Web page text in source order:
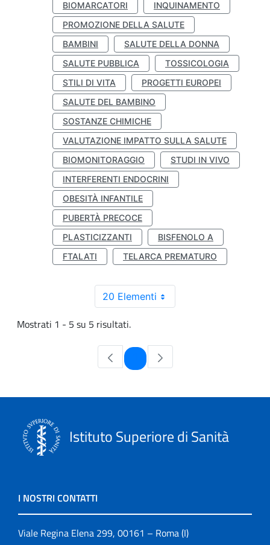
BIOMARCATORI
INQUINAMENTO
PROMOZIONE DELLA SALUTE
BAMBINI
SALUTE DELLA DONNA
SALUTE PUBBLICA
TOSSICOLOGIA
STILI DI VITA
PROGETTI EUROPEI
SALUTE DEL BAMBINO
SOSTANZE CHIMICHE
VALUTAZIONE IMPATTO SULLA SALUTE
BIOMONITORAGGIO
STUDI IN VIVO
INTERFERENTI ENDOCRINI
OBESITÀ INFANTILE
PUBERTÀ PRECOCE
PLASTICIZZANTI
BISFENOLO A
FTALATI
TELARCA PREMATURO
20 Elementi
Mostrati 1 - 5 su 5 risultati.
Pagina
Istituto Superiore di Sanità
I NOSTRI CONTATTI
Viale Regina Elena 299, 00161 – Roma (I)